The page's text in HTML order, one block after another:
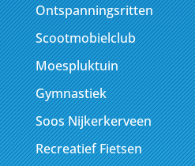
Ontspanningsritten
Scootmobielclub
Moespluktuin
Gymnastiek
Soos Nijkerkerveen
Recreatief Fietsen